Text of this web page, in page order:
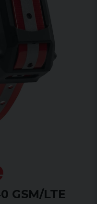
GSM/LTE